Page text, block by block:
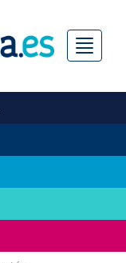
Menú